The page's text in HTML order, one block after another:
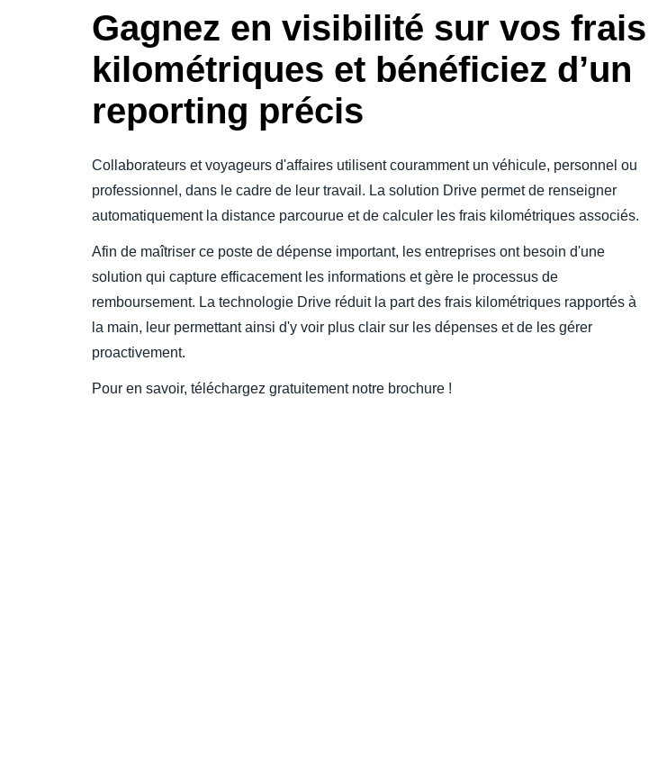
Gagnez en visibilité sur vos frais
kilométriques et bénéficiez d’un
reporting précis
Collaborateurs et voyageurs d'affaires utilisent couramment un véhicule, personnel ou
professionnel, dans le cadre de leur travail. La solution Drive permet de renseigner
automatiquement la distance parcourue et de calculer les frais kilométriques associés.
Afin de maîtriser ce poste de dépense important, les entreprises ont besoin d'une
solution qui capture efficacement les informations et gère le processus de
remboursement. La technologie Drive réduit la part des frais kilométriques rapportés à
la main, leur permettant ainsi d'y voir plus clair sur les dépenses et de les gérer
proactivement.
Pour en savoir, téléchargez gratuitement notre brochure !